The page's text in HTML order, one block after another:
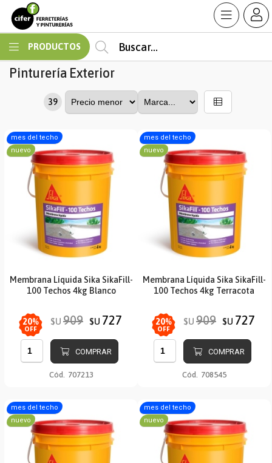
PRODUCTOS
Pinturería Exterior
39
mes del techo
nuevo
Membrana Líquida Sika SikaFill-
100 Techos 4kg Blanco
20%
OFF
$U 909 $U 727
COMPRAR
Cód. 707213
mes del techo
nuevo
Membrana Líquida Sika SikaFill-
100 Techos 4kg Terracota
20%
OFF
$U 909 $U 727
COMPRAR
Cód. 708545
mes del techo
nuevo
mes del techo
nuevo